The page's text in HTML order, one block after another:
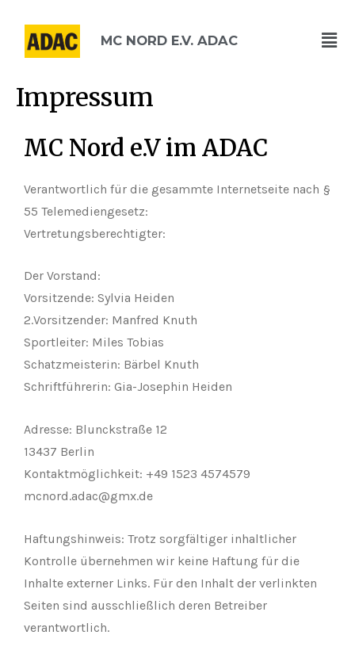
Inhalt
springen
MC NORD E.V. ADAC
Impressum
MC Nord e.V im ADAC
Verantwortlich für die gesammte Internetseite nach §
55 Telemediengesetz:
Vertretungsberechtigter:
Der Vorstand:
Vorsitzende: Sylvia Heiden
2.Vorsitzender: Manfred Knuth
Sportleiter: Miles Tobias
Schatzmeisterin: Bärbel Knuth
Schriftführerin: Gia-Josephin Heiden
Adresse: Blunckstraße 12
13437 Berlin
Kontaktmöglichkeit: +49 1523 4574579
mcnord.adac@gmx.de
Haftungshinweis: Trotz sorgfältiger inhaltlicher
Kontrolle übernehmen wir keine Haftung für die
Inhalte externer Links. Für den Inhalt der verlinkten
Seiten sind ausschließlich deren Betreiber
verantwortlich.